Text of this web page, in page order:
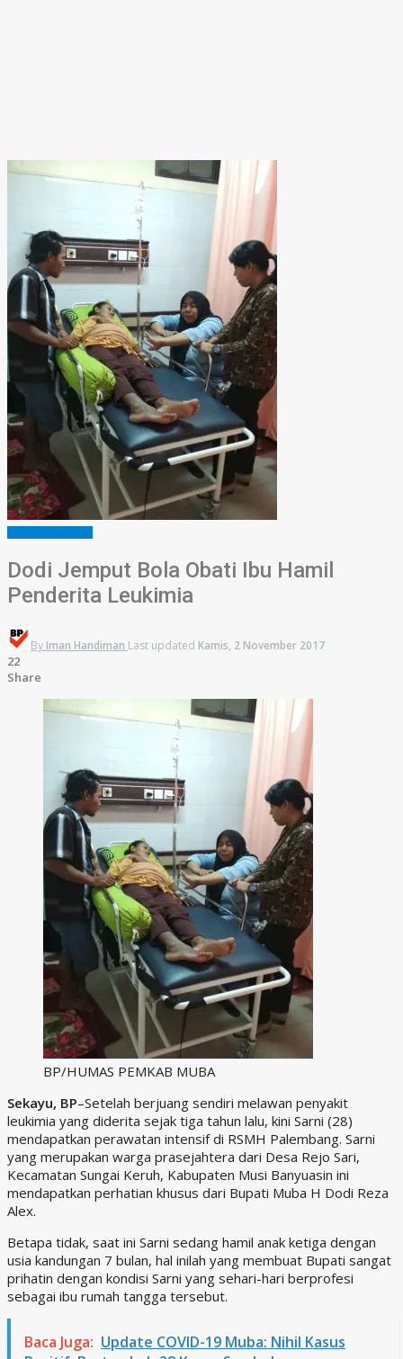
Dodi Jemput Bola Obati Ibu Hamil
Penderita Leukimia
By Iman Handiman Last updated Kamis, 2 November 2017
22
Share
BP/HUMAS PEMKAB MUBA
Sekayu, BP–Setelah berjuang sendiri melawan penyakit
leukimia yang diderita sejak tiga tahun lalu, kini Sarni (28)
mendapatkan perawatan intensif di RSMH Palembang. Sarni
yang merupakan warga prasejahtera dari Desa Rejo Sari,
Kecamatan Sungai Keruh, Kabupaten Musi Banyuasin ini
mendapatkan perhatian khusus dari Bupati Muba H Dodi Reza
Alex.
Betapa tidak, saat ini Sarni sedang hamil anak ketiga dengan
usia kandungan 7 bulan, hal inilah yang membuat Bupati sangat
prihatin dengan kondisi Sarni yang sehari-hari berprofesi
sebagai ibu rumah tangga tersebut.
Baca Juga: Update COVID-19 Muba: Nihil Kasus